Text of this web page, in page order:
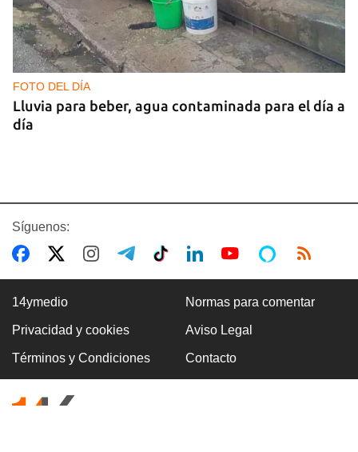
FOTO DEL DÍA
Lluvia para beber, agua contaminada para el día a
día
COMERCIO
La Cuevita, el verdadero mercado mayorista de
Cuba, abastece la economía nacional
Síguenos:
14ymedio Normas para comentar
Privacidad y cookies Aviso Legal
Términos y Condiciones Contacto